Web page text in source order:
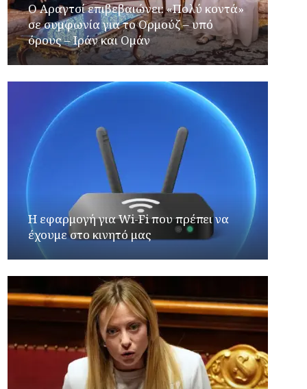
Ο Αραγτσί επιβεβαιώνει: «Πολύ κοντά»
σε συμφωνία για το Ορμούζ – υπό
όρους – Ιράν και Ομάν
Η εφαρμογή για Wi-Fi που πρέπει να
έχουμε στο κινητό μας